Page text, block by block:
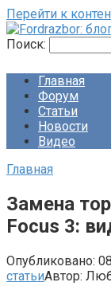
Перейти к
Поиск:
Главная
Форум
Статьи
Новости
Видео
Главная
Замена
Focus 3:
Опубликовано:
статьиАвтор: